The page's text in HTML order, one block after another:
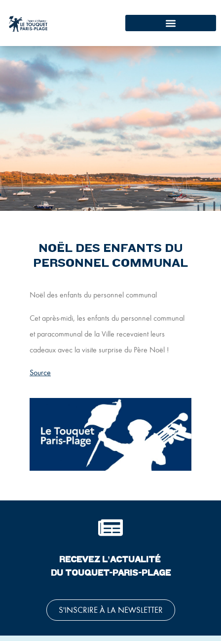
NOËL DES ENFANTS DU
PERSONNEL COMMUNAL
Noël des enfants du personnel communal
Cet après-midi, les enfants du personnel communal
et paracommunal de la Ville recevaient leurs
cadeaux avec la visite surprise du Père Noël !
Source
RECEVEZ L’ACTUALITÉ
DU TOUQUET-PARIS-PLAGE
S'INSCRIRE À LA NEWSLETTER